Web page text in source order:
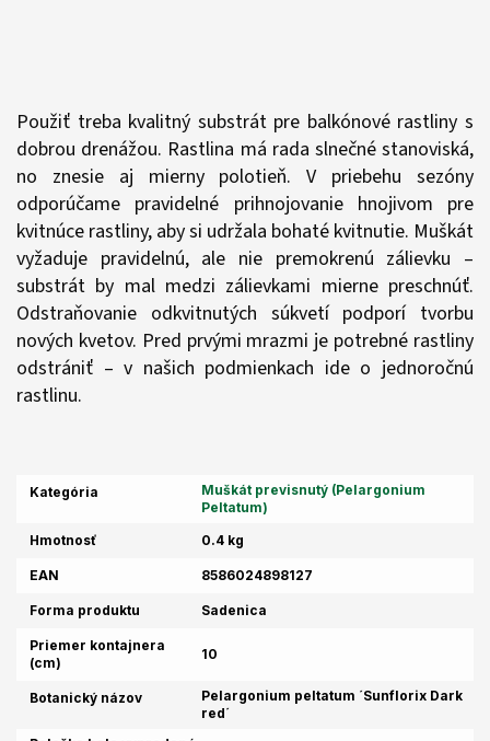
Použiť treba kvalitný substrát pre balkónové rastliny s
dobrou drenážou. Rastlina má rada slnečné stanoviská,
no znesie aj mierny polotieň. V priebehu sezóny
odporúčame pravidelné prihnojovanie hnojivom pre
kvitnúce rastliny, aby si udržala bohaté kvitnutie. Muškát
vyžaduje pravidelnú, ale nie premokrenú zálievku –
substrát by mal medzi zálievkami mierne preschnúť.
Odstraňovanie odkvitnutých súkvetí podporí tvorbu
nových kvetov. Pred prvými mrazmi je potrebné rastliny
odstrániť – v našich podmienkach ide o jednoročnú
rastlinu.
Kategória
Muškát previsnutý (Pelargonium
Peltatum)
Hmotnosť
0.4 kg
EAN 8586024898127
Forma produktu Sadenica
Priemer kontajnera
(cm)
10
Botanický názov
Pelargonium peltatum ´Sunflorix Dark
red´